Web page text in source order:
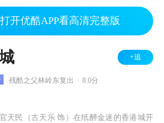
开优酷APP看高清完整版
+追
残酷之父林岭东复出 8.0分
天民（古天乐 饰）在纸醉金迷的香港城开